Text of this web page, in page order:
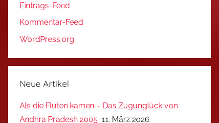
Eintrags-Feed
Kommentar-Feed
WordPress.org
Neue Artikel
Als die Fluten kamen – Das Zugunglück von
Andhra Pradesh 2005 11. März 2026